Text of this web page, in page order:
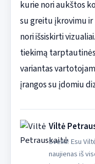
kurie nori aukštos
su greitu įkrovimu
nori išsiskirti
tiekimą
variantas
įrangos su įdomiu
Viltė
Sveiki! Esu
naujienas iš